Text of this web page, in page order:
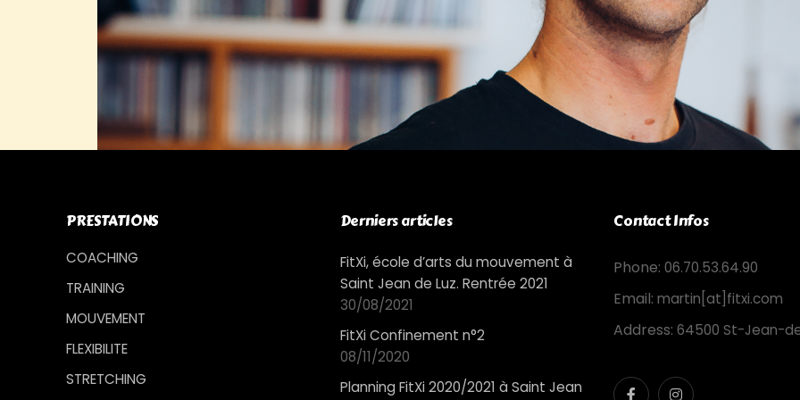
PRESTATIONS
COACHING
TRAINING
MOUVEMENT
FLEXIBILITE
STRETCHING
Derniers articles
FitXi, école d’arts du mouvement à
Saint Jean de Luz. Rentrée 2021
30/08/2021
FitXi Confinement n°2
08/11/2020
Planning FitXi 2020/2021 à Saint Jean
Contact Infos
Phone: 06.70.53.64.90
Email: martin[at]fitxi.com
Address: 64500 St-Jean-